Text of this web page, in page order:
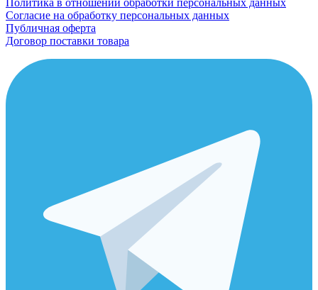
Согласие на обработку персональных данных
Публичная оферта
Договор поставки товара